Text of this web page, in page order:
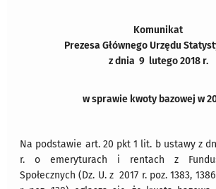
Komunikat
Prezesa Głównego Urzędu
z dnia 9 lutego 2018 r.
w sprawie kwoty bazowej w
Na podstawie art. 20 pkt 1 lit. b ustawy z
r. o emeryturach i rentach z
Społecznych (Dz. U. z 2017 r. poz. 1383,